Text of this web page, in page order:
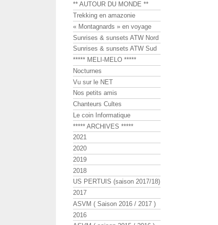
** AUTOUR DU MONDE **
Trekking en amazonie
« Montagnards » en voyage
Sunrises & sunsets ATW Nord
Sunrises & sunsets ATW Sud
***** MELI-MELO *****
Nocturnes
Vu sur le NET
Nos petits amis
Chanteurs Cultes
Le coin Informatique
***** ARCHIVES *****
2021
2020
2019
2018
US PERTUIS (saison 2017/18)
2017
ASVM ( Saison 2016 / 2017 )
2016